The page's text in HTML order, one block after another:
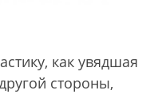
как увядшая
стороны,